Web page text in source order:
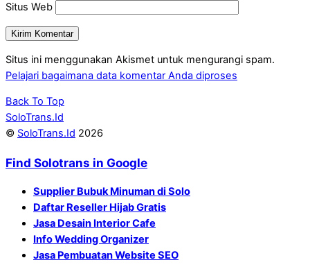
Situs Web
Situs ini menggunakan Akismet untuk mengurangi spam.
Pelajari bagaimana data komentar Anda diproses
Back To Top
SoloTrans.Id
© SoloTrans.Id 2026
Find Solotrans in Google
Supplier Bubuk Minuman di Solo
Daftar Reseller Hijab Gratis
Jasa Desain Interior Cafe
Info Wedding Organizer
Jasa Pembuatan Website SEO